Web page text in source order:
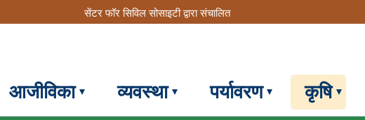
सेंटर फॉर सिविल सोसाइटी द्वारा संचालित
आजीविका व्यवस्था पर्यावरण कृषि